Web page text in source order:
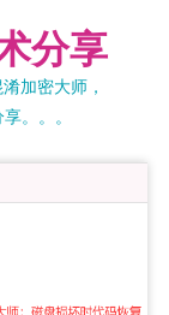
分享
加密大师，
。。。